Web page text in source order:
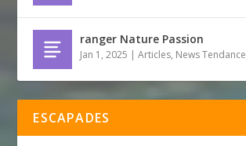
ranger Nature Passion
Jan 1, 2025 |Articles, News Tendance
ESCAPADES